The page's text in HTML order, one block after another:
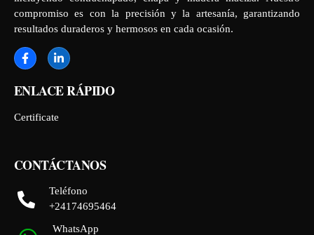
compromiso es con la precisión y la artesanía, garantizando
resultados duraderos y hermosos en cada ocasión.
ENLACE RÁPIDO
Certificate
CONTÁCTANOS
Teléfono
+24174695464
WhatsApp